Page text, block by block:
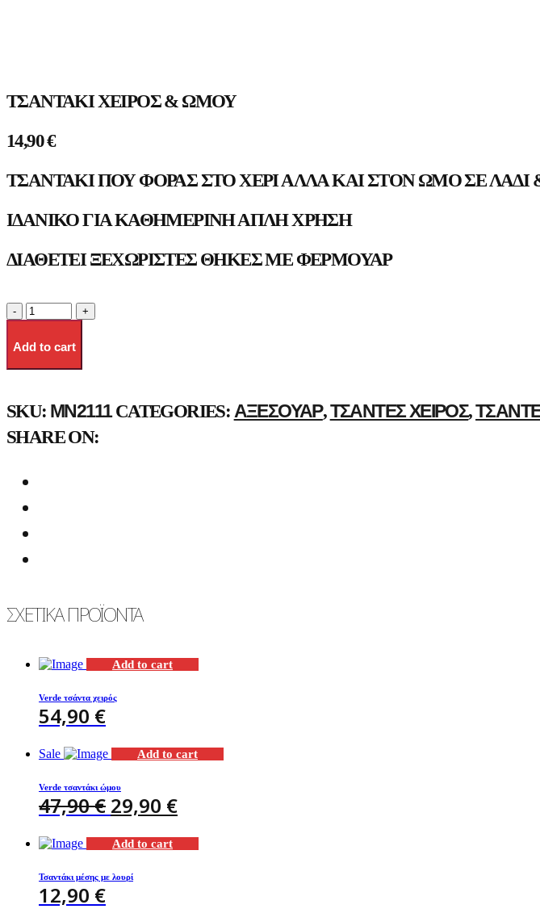
ΤΣΑΝΤΆΚΙ ΧΕΙΡΌΣ & ΏΜΟΥ
14,90€
ΤΣΑΝΤΆΚΙ ΠΟΥ ΦΟΡΆΣ ΣΤΟ ΧΈΡΙ ΑΛΛΆ ΚΑΙ ΣΤΟΝ ΏΜΟ ΣΕ
ΙΔΑΝΙΚΌ ΓΙΑ ΚΑΘΗΜΕΡΙΝΉ ΑΠΛΉ ΧΡΉΣΗ
ΔΙΑΘΈΤΕΙ ΞΕΧΩΡΙΣΤΈΣ ΘΉΚΕΣ ΜΕ ΦΕΡΜΟΥΆΡ
Add to cart
SKU: MN2111 CATEGORIES: ΑΞΕΣΟΥΆΡ,ΤΣΆΝΤΕΣ ΧΕΙΡΌΣ,
SHARE ON:
ΣΧΕΤΙΚΆ ΠΡΟΪΌΝΤΑ
Add to cart
Verde τσάντα χειρός
54,90 €
Sale Add to cart
Verde τσαντάκι ώμου
47,90€ ORIGINAL
PRICE
WAS:
47,90 €.
29,90 €CURRENT
PRICE
IS:
Add to cart
Τσαντάκι μέσης με λουρί
12,90 €